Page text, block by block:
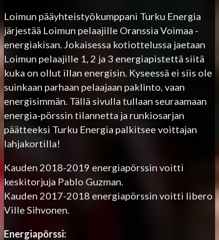
Loimun pääyhteistyökumppani Turku Energia
järjestää Loimun pelaajille Oranssia Voimaa -
energiakisan. Jokaisessa kotiottelussa jaetaan
Loimun pelaajille 1, 2 ja 3 energiapistettä siitä
kuka on ollut illan energisin. Kyseessä ei siis ole
suinkaan parhaan pelaajaan paklinto, vaan
energisimmän. Tällä sivulla tullaan seuraamaan
energia-pörssin tilannetta ja runkiosarjan
päätteeksi Turku Energia palkitsee voittajan
lahjakortilla!
Kauden 2018-2019 energiapörssin voitti
keskitorjuja Pablo Guzman.
Kauden 2017-2018 energiapörssin voitti libero
Ville Sihvonen.
Energiapörssi: